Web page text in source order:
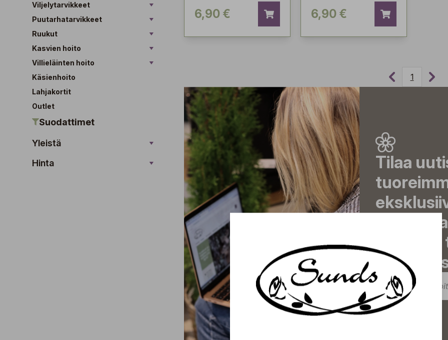
Viljelytarvikkeet
Puutarhatarvikkeet
Ruukut
Kasvien hoito
Villieläinten hoito
Käsienhoito
Lahjakortit
Outlet
Suodattimet
Yleistä
Hinta
6,90 € 6,90 €
1
Tilaa